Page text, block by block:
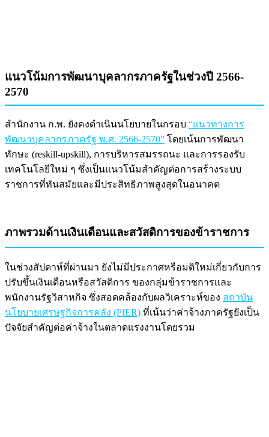
แนวโน้มการพัฒนาบุคลากรภาครัฐในช่วงปี 2566-
2570
สำนักงาน ก.พ. ยังคงดำเนินนโยบายในกรอบ “แนวทางการ
พัฒนาบุคลากรภาครัฐ พ.ศ. 2566‑2570” โดยเน้นการพัฒนา
ทักษะ (reskill-upskill), การบริหารสมรรถนะ และการรองรับ
เทคโนโลยีใหม่ ๆ ซึ่งเป็นแนวโน้มสำคัญต่อการสร้างระบบ
ราชการที่ทันสมัยและมีประสิทธิภาพสูงสุดในอนาคต
ภาพรวมด้านเงินเดือนและสวัสดิการของข้าราชการ
ในช่วงสัปดาห์ที่ผ่านมา ยังไม่มีประกาศหรือมติใหม่เกี่ยวกับการ
ปรับขึ้นเงินเดือนหรือสวัสดิการ ของกลุ่มข้าราชการและ
พนักงานรัฐวิสาหกิจ ซึ่งสอดคล้องกับผลวิเคราะห์ของ สถาบัน
นโยบายเศรษฐกิจการคลัง (PIER) ที่เน้นว่าค่าจ้างภาครัฐยังเป็น
ปัจจัยสำคัญต่อค่าจ้างในตลาดแรงงานโดยรวม